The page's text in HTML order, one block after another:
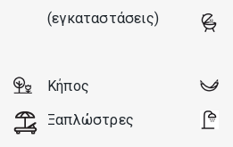
(εγκαταστάσεις)
Κήπος
Ξαπλώστρες